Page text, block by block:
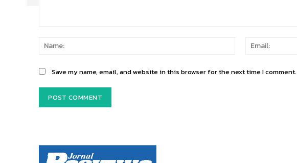
Name:
Save my name, email, and website in this browser for the next time I comment.